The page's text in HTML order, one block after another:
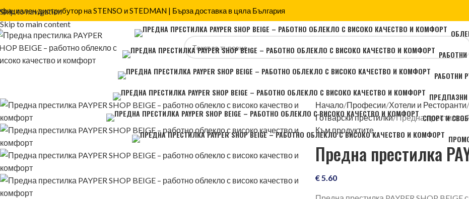
Skip to navigation
Skip to main content
дистрибутор на STENSO и STEDMAN | Бърза доставка в цяла България
РАБОТНИ
СПОРТ И
Начало Професии Хотели и Ресторанти
Готварски престилки Предна престилка
Към продуктите
Предна престилка
€5.60